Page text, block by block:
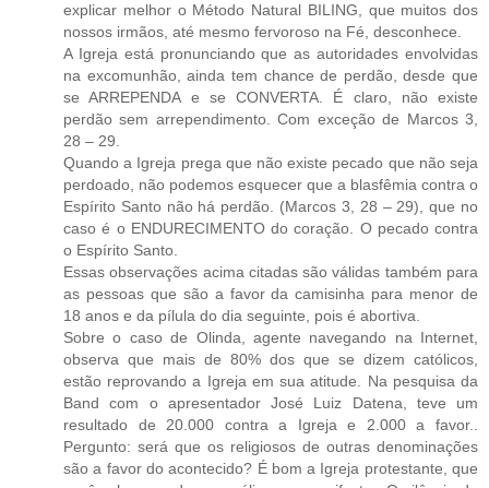
explicar melhor o Método Natural BILING, que muitos dos
nossos irmãos, até mesmo fervoroso na Fé, desconhece.
A Igreja está pronunciando que as autoridades envolvidas
na excomunhão, ainda tem chance de perdão, desde que
se ARREPENDA e se CONVERTA. É claro, não existe
perdão sem arrependimento. Com exceção de Marcos 3,
28 – 29.
Quando a Igreja prega que não existe pecado que não seja
perdoado, não podemos esquecer que a blasfêmia contra o
Espírito Santo não há perdão. (Marcos 3, 28 – 29), que no
caso é o ENDURECIMENTO do coração. O pecado contra
o Espírito Santo.
Essas observações acima citadas são válidas também para
as pessoas que são a favor da camisinha para menor de
18 anos e da pílula do dia seguinte, pois é abortiva.
Sobre o caso de Olinda, agente navegando na Internet,
observa que mais de 80% dos que se dizem católicos,
estão reprovando a Igreja em sua atitude. Na pesquisa da
Band com o apresentador José Luiz Datena, teve um
resultado de 20.000 contra a Igreja e 2.000 a favor..
Pergunto: será que os religiosos de outras denominações
são a favor do acontecido? É bom a Igreja protestante, que